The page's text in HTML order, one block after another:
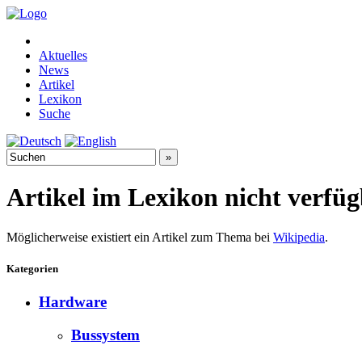
Aktuelles
News
Artikel
Lexikon
Suche
Artikel im Lexikon nicht
Möglicherweise existiert ein Artikel zum Thema bei Wikipedia.
Kategorien
Hardware
Bussystem